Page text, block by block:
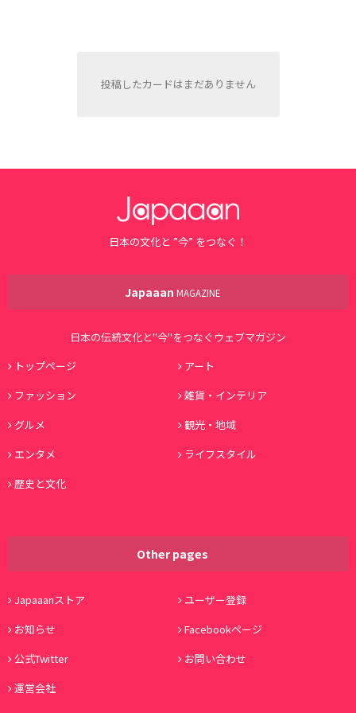
投稿したカードはまだありません
日本の文化と ”今” をつなぐ！
Japaaan MAGAZINE
日本の伝統文化と"今"をつなぐウェブマガジン
トップページ
アート
ファッション
雑貨・インテリア
グルメ
観光・地域
エンタメ
ライフスタイル
歴史と文化
Other pages
Japaaanストア
ユーザー登録
お知らせ
Facebookページ
公式Twitter
お問い合わせ
運営会社